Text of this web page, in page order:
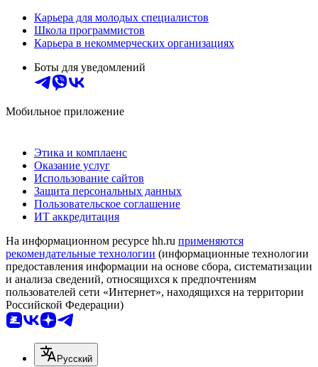
Карьера для молодых специалистов
Школа программистов
Карьера в некоммерческих организациях
Боты для уведомлений
Мобильное приложение
Этика и комплаенс
Оказание услуг
Использование сайтов
Защита персональных данных
Пользовательское соглашение
ИТ аккредитация
На информационном ресурсе hh.ru применяются
рекомендательные технологии (информационные технологии
предоставления информации на основе сбора, систематизации
и анализа сведений, относящихся к предпочтениям
пользователей сети «Интернет», находящихся на территории
Российской Федерации)
Русский